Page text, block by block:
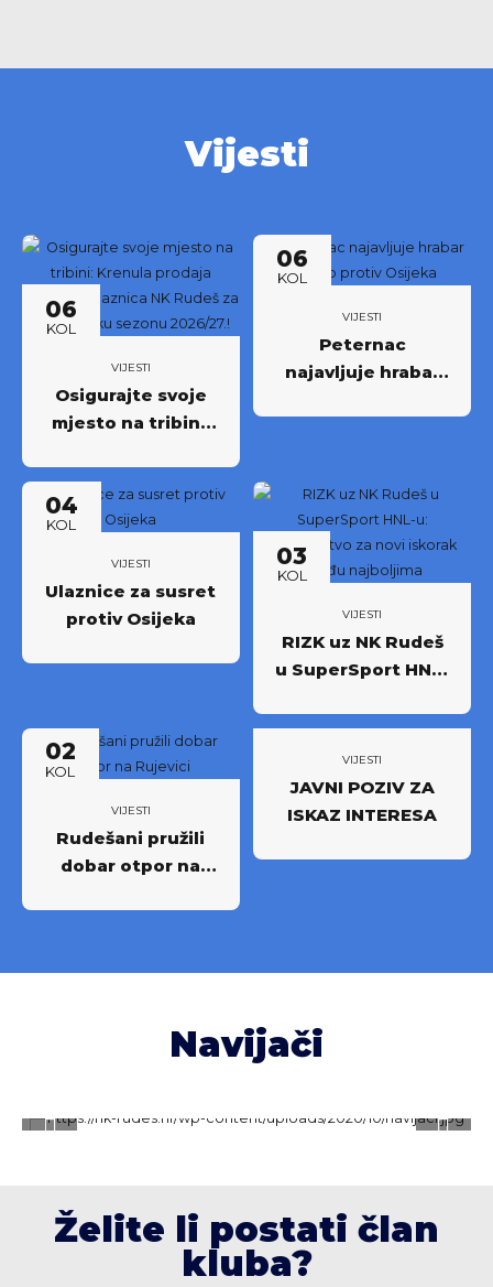
Vijesti
06
KOL
VIJESTI
Osigurajte svoje
mjesto na tribini:
godišnjih ulaznica
NK Rudeš za
prvoligašku
sezonu 2026/27.!
06
KOL
VIJESTI
Peternac
najavljuje hrabar
04
KOL
VIJESTI
Ulaznice za susret
protiv Osijeka
03
KOL
VIJESTI
RIZK uz NK Rudeš
u SuperSport HNL-
novi iskorak među
najboljima
02
KOL
VIJESTI
Rudešani pružili
dobar otpor na
VIJESTI
JAVNI POZIV ZA
ISKAZ INTERESA
Navijači
Želite li postati član
kluba?